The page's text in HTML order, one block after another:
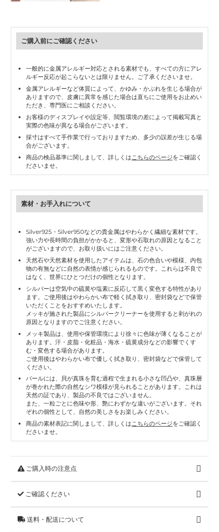
ご購入前にご確認ください
一般的に金属アレルギー対応とされる素材でも、すべての方にアレ
ルギー反応が起こらないとは限りません。ご了承くださいませ。
金属アレルギーなど体質によって、かゆみ・かぶれを生じる場合が
ありますので、皮膚に異常を感じた場合は直ちにご使用をお止めい
ただき、専門医にご相談ください。
お客様のディスプレイや設定等、閲覧環境の差によって掲載写真と
実際の色味が異なる場合がございます。
採寸はすべて手作業で行っておりますため、多少の誤差が生じる場
合がございます。
商品の検品基準に関しまして、詳しくはこちらのページをご確認く
ださいませ。
素材・お手入れについて
Silver925・Silver950などの貴金属はやわらかく繊細な素材です。
強い力や長時間の負担がかかると、変形や石取れの原因となること
がございますので、お取り扱いにはご注意ください。
天然石や天然素材を使用したアイテムは、石の色合いや模様、内包
物の有無などに自然の表情が感じられるものです。これらは不良で
はなく、世界にひとつだけの個性となります。
シルバーは空気中の硫黄や塩素に反応して黒く変色する特性があり
ます。ご使用後はやわらかい布で軽く拭き取り、密封袋などで保管
いただくことをおすすめいたします。
メッキが施された製品にシルバークリーナーを使用すると剥がれの
原因となりますのでご注意ください。
メッキ製品は、使用や保管環境により徐々に色味が薄くなることが
あります。汗・皮脂・化粧品・海水・硫黄成分などの影響でくす
む・変色する場合があります。
ご使用後はやわらかい布で優しく拭き取り、密封袋などで保管して
ください。
パールには、貝が真珠を育む過程で生まれる小さな凹凸や、真珠層
が巻かれた際の自然なシワ模様が見られることがあります。これは
天然の証であり、製品の不良ではございません。
また、一粒ごとに色味や形、艶にわずかな違いがございます。それ
ぞれの個性として、自然の美しさをお楽しみください。
商品の素材表記に関しまして、詳しくはこちらのページをご確認く
ださいませ。
ご購入時の注意点
ご確認ください
送料・配送について